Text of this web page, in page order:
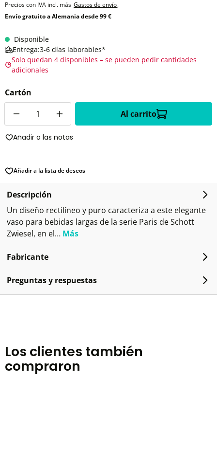
Precios con IVA incl. más Gastos de envío,
Envío gratuito a Alemania desde 99 €
Disponible
Entrega:3-6 días laborables*
Solo quedan 4 disponibles – se pueden pedir cantidades
adicionales
Cartón
Al carrito
Añadir a las notas
Añadir a la lista de deseos
Descripción
Un diseño rectilíneo y puro caracteriza a este elegante
vaso para bebidas largas de la serie Paris de Schott
Zwiesel, en el… Más
Fabricante
Preguntas y respuestas
Los clientes también
compraron